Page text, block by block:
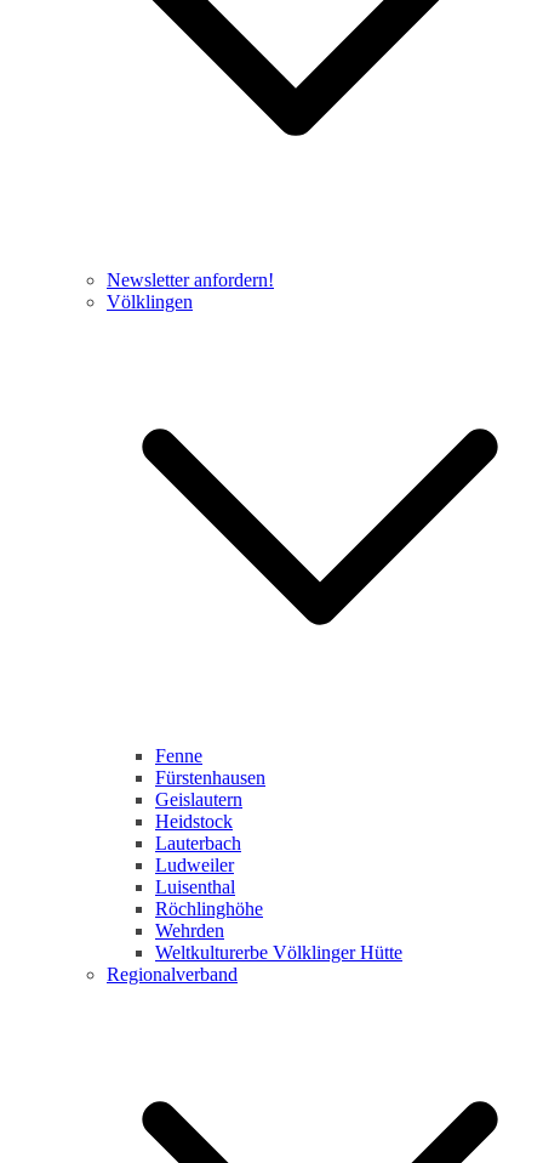
Newsletter anfordern!
Völklingen
Fenne
Fürstenhausen
Geislautern
Heidstock
Lauterbach
Ludweiler
Luisenthal
Röchlinghöhe
Wehrden
Weltkulturerbe Völklinger Hütte
Regionalverband